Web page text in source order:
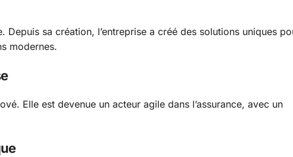
Depuis sa création, l’entreprise a créé des solutions uniques
modernes.
Elle est devenue un acteur agile dans l’assurance, avec un